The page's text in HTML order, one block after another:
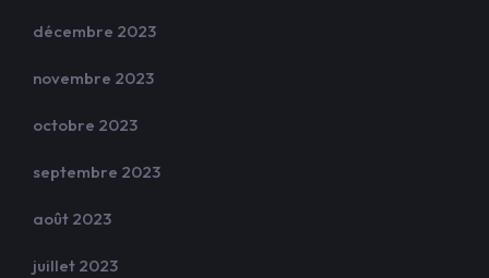
décembre 2023
novembre 2023
octobre 2023
septembre 2023
août 2023
juillet 2023